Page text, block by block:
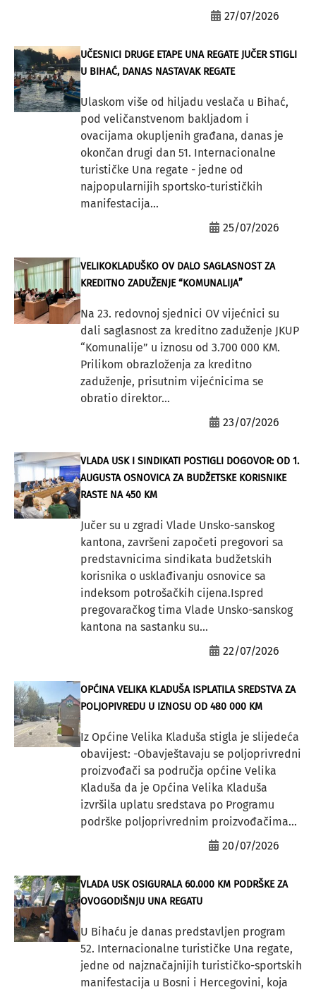
27/07/2026
UČESNICI DRUGE ETAPE UNA REGATE JUČER STIGLI
U BIHAĆ, DANAS NASTAVAK REGATE
Ulaskom više od hiljadu veslača u Bihać,
pod veličanstvenom bakljadom i
ovacijama okupljenih građana, danas je
okončan drugi dan 51. Internacionalne
turističke Una regate - jedne od
najpopularnijih sportsko-turističkih
manifestacija...
25/07/2026
VELIKOKLADUŠKO OV DALO SAGLASNOST ZA
KREDITNO ZADUŽENJE “KOMUNALIJA”
Na 23. redovnoj sjednici OV vijećnici su
dali saglasnost za kreditno zaduženje JKUP
“Komunalije” u iznosu od 3.700 000 KM.
Prilikom obrazloženja za kreditno
zaduženje, prisutnim vijećnicima se
obratio direktor...
23/07/2026
VLADA USK I SINDIKATI POSTIGLI DOGOVOR: OD 1.
AUGUSTA OSNOVICA ZA BUDŽETSKE KORISNIKE
RASTE NA 450 KM
Jučer su u zgradi Vlade Unsko-sanskog
kantona, završeni započeti pregovori sa
predstavnicima sindikata budžetskih
korisnika o usklađivanju osnovice sa
indeksom potrošačkih cijena.Ispred
pregovaračkog tima Vlade Unsko-sanskog
kantona na sastanku su...
22/07/2026
OPĆINA VELIKA KLADUŠA ISPLATILA SREDSTVA ZA
POLJOPIVREDU U IZNOSU OD 480 000 KM
Iz Općine Velika Kladuša stigla je slijedeća
obavijest: -Obavještavaju se poljoprivredni
proizvođači sa područja općine Velika
Kladuša da je Općina Velika Kladuša
izvršila uplatu sredstava po Programu
podrške poljoprivrednim proizvođačima...
20/07/2026
VLADA USK OSIGURALA 60.000 KM PODRŠKE ZA
OVOGODIŠNJU UNA REGATU
U Bihaću je danas predstavljen program
52. Internacionalne turističke Una regate,
jedne od najznačajnijih turističko-sportskih
manifestacija u Bosni i Hercegovini, koja